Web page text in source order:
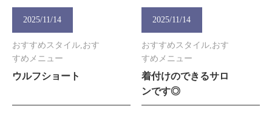
2025/11/14
おすすめスタイル,おす
すめメニュー
ウルフショート
2025/11/14
おすすめスタイル,おす
すめメニュー
着付けのできるサロ
ンです◎